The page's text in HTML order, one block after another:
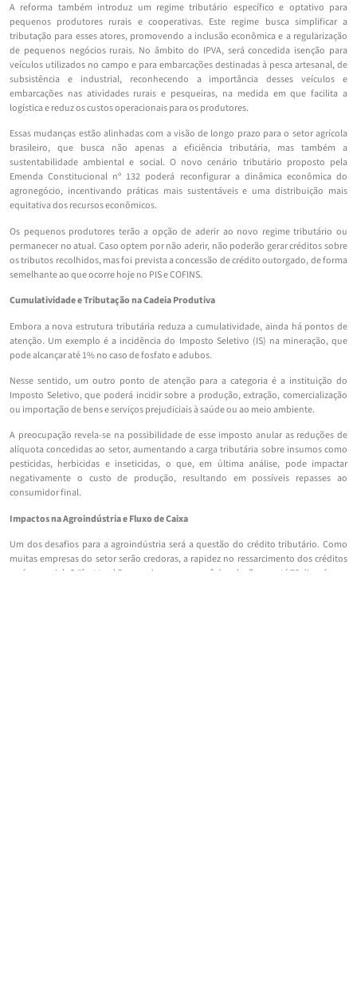
A reforma também introduz um regime tributário específico e optativo para
pequenos produtores rurais e cooperativas. Este regime busca simplificar a
tributação para esses atores, promovendo a inclusão econômica e a regularização
de pequenos negócios rurais. No âmbito do IPVA, será concedida isenção para
veículos utilizados no campo e para embarcações destinadas à pesca artesanal, de
subsistência e industrial, reconhecendo a importância desses veículos e
embarcações nas atividades rurais e pesqueiras, na medida em que facilita a
logística e reduz os custos operacionais para os produtores.
Essas mudanças estão alinhadas com a visão de longo prazo para o setor agrícola
brasileiro, que busca não apenas a eficiência tributária, mas também a
sustentabilidade ambiental e social. O novo cenário tributário proposto pela
Emenda Constitucional nº 132 poderá reconfigurar a dinâmica econômica do
agronegócio, incentivando práticas mais sustentáveis e uma distribuição mais
equitativa dos recursos econômicos.
Os pequenos produtores terão a opção de aderir ao novo regime tributário ou
permanecer no atual. Caso optem por não aderir, não poderão gerar créditos sobre
os tributos recolhidos, mas foi prevista a concessão de crédito outorgado, de forma
semelhante ao que ocorre hoje no PIS e COFINS.
Cumulatividade e Tributação na Cadeia Produtiva
Embora a nova estrutura tributária reduza a cumulatividade, ainda há pontos de
atenção. Um exemplo é a incidência do Imposto Seletivo (IS) na mineração, que
pode alcançar até 1% no caso de fosfato e adubos.
Nesse sentido, um outro ponto de atenção para a categoria é a instituição do
Imposto Seletivo, que poderá incidir sobre a produção, extração, comercialização
ou importação de bens e serviços prejudiciais à saúde ou ao meio ambiente.
A preocupação revela-se na possibilidade de esse imposto anular as reduções de
alíquota concedidas ao setor, aumentando a carga tributária sobre insumos como
pesticidas, herbicidas e inseticidas, o que, em última análise, pode impactar
negativamente o custo de produção, resultando em possíveis repasses ao
consumidor final.
Impactos na Agroindústria e Fluxo de Caixa
Um dos desafios para a agroindústria será a questão do crédito tributário. Como
muitas empresas do setor serão credoras, a rapidez no ressarcimento dos créditos
será essencial. O “fast track”, mecanismo que prevê devolução em até 75 dias, é uma